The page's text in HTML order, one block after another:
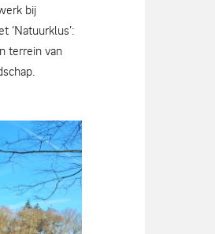
bij
‘Natuurklus’:
terrein van